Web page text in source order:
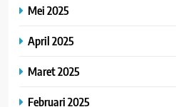
Mei 2025
April 2025
Maret 2025
Februari 2025